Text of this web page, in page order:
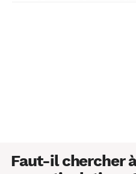
Faut-il chercher